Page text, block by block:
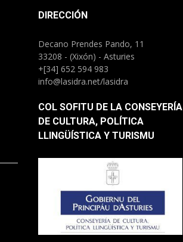
DIRECCIÓN
Decano Prendes Pando, 11
33208 - (Xixón) - Asturies
+[34] 652 594 983
info@lasidra.net/lasidra
COL SOFITU DE LA CONSEYERÍA
DE CULTURA, POLÍTICA
LLINGÜÍSTICA Y TURISMU